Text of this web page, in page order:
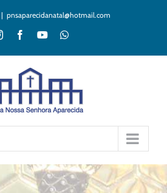
| pnsaparecidanatal@hotmail.com
InstagramFacebookYouTubeWhatsApp